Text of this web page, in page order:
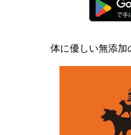
体に優しい無添加